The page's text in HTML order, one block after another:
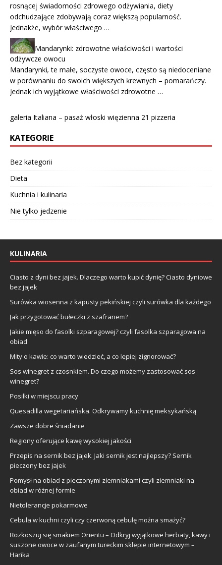
rosnącej świadomości zdrowego odżywiania, diety
odchudzające zdobywają coraz większą popularność.
Jednakże, wybór właściwego …
Mandarynki: zdrowotne właściwości i wartości
odżywcze owocu
Mandarynki, te małe, soczyste owoce, często są niedoceniane
w porównaniu do swoich większych krewnych – pomarańczy.
Jednak ich wyjątkowe właściwości zdrowotne …
galeria Italiana – pasaż włoski więzienna 21 pizzeria
KATEGORIE
Bez kategorii
Dieta
Kuchnia i kulinaria
Nie tylko jedzenie
KULINARIA
Ciasto z dyni bez jajek. Dlaczego warto kupić dynię? Ciasto dyniowe
bez jajek
Surówka wiosenna z kapusty pekińskiej czyli surówka dla każdego
Jak przygotować bułeczki z szafranem?
Jakie mięso do fasolki szparagowej? czyli fasolka szparagowa na
obiad
Mity o kawie: co warto wiedzieć, a co lepiej zignorować?
Sos winegret z czosnkiem. Do czego możemy zastosować sos
winegret?
Posiłki w miejscu pracy
Quesadilla wegetariańska. Odkrywamy kuchnię meksykańską
Zawsze dobre śniadanie
Regiony oferujące kawę wysokiej jakości
Przepis na sernik bez jajek. Jaki sernik jest najlepszy? Sernik
pieczony bez jajek
Pomysł na obiad z pieczonymi ziemniakami czyli ziemniaki na
obiad w różnej formie
Nietolerancje pokarmowe
Cebula w kuchni czyli czy czerwoną cebulę można smażyć?
Rozkoszuj się smakiem Orientu – Odkryj wyjątkowe herbaty, kawy i
suszone owoce w zaufanym tureckim sklepie internetowym –
Harika